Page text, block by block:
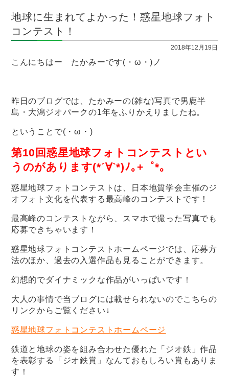
地球に生まれてよかった！惑星地球フォト
コンテスト！
2018年12月19日
こんにちはー たかみーです(・ω・)ノ
昨日のブログでは、たかみーの(雑な)写真で男鹿半
島・大潟ジオパークの1年をふりかえりましたね。
ということで(・ω・)
第10回惑星地球フォトコンテストとい
うのがあります(*´∀`*)ﾉ｡+゜*｡
惑星地球フォトコンテストは、日本地質学会主催のジ
オフォト文化を代表する最高峰のコンテストです！
最高峰のコンテストながら、スマホで撮った写真でも
応募できちゃいます！
惑星地球フォトコンテストホームページでは、応募方
法のほか、過去の入選作品も見ることができます。
幻想的でダイナミックな作品がいっぱいです！
大人の事情で当ブログには載せられないのでこちらの
リンクからご覧ください↓
惑星地球フォトコンテストホームページ
鉄道と地球の姿を組み合わせた優れた「ジオ鉄」作品
を表彰する「ジオ鉄賞」なんておもしろい賞もありま
す！